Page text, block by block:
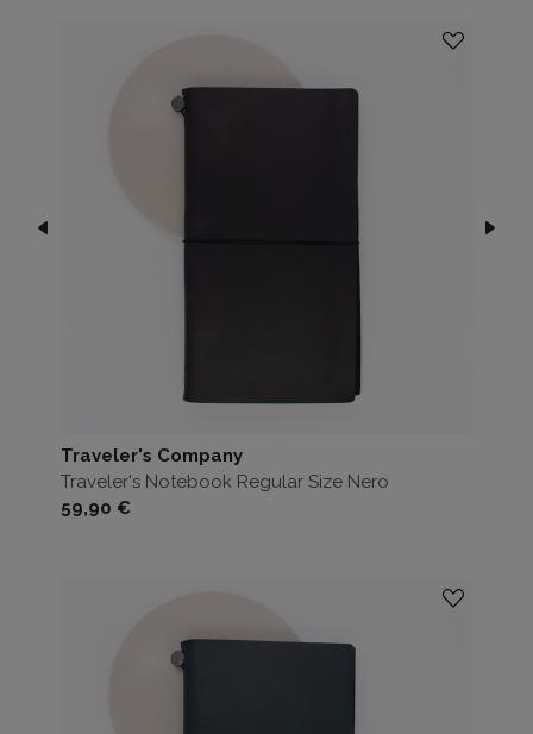
Traveler's Company
Traveler's Notebook Regular Size Nero
Prezzo
59,90 €